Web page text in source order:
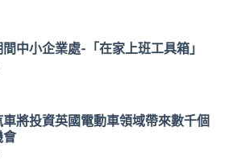
中小企業處-「在家上班工具箱」
車將投資英國電動車領域帶來數千個
會